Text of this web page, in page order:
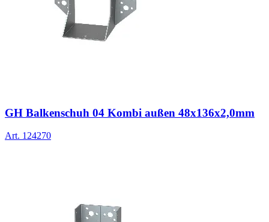
GH Balkenschuh 04 Kombi außen 48x136x2,0mm
Art. 124270